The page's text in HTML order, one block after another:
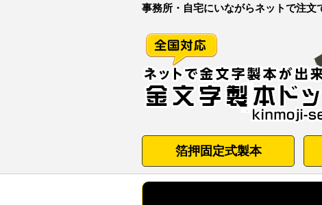
事務所・自宅にいながらネットで注文
箔押固定式製本